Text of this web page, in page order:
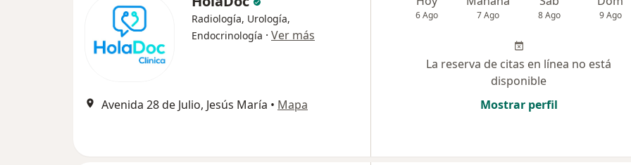
Radiología, Urología,
Endocrinología · Ver más
Avenida 28 de Julio, Jesús María • Mapa
6 Ago 7 Ago 8 Ago 9 Ago
La reserva de citas en línea no está
disponible
Mostrar perfil